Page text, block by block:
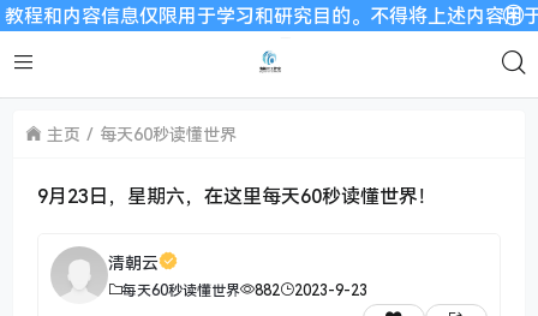
内容信息仅限用于学习和研究目的。不得将上述内容用于
主页 每天60秒读懂世界
9月23日，星期六，在这里每天60秒读懂世界！
清朝云
每天60秒读懂世界 882 2023-9-23